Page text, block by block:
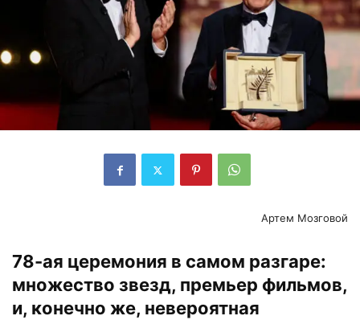
Артем Мозговой
78-ая церемония в самом разгаре:
множество звезд, премьер фильмов,
и, конечно же, невероятная